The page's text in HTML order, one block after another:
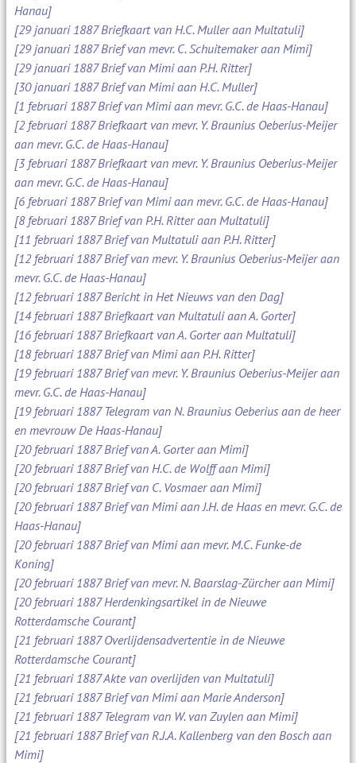
Hanau]
[29 januari 1887 Briefkaart van H.C. Muller aan Multatuli]
[29 januari 1887 Brief van mevr. C. Schuitemaker aan Mimi]
[29 januari 1887 Brief van Mimi aan P.H. Ritter]
[30 januari 1887 Brief van Mimi aan H.C. Muller]
[1 februari 1887 Brief van Mimi aan mevr. G.C. de Haas-Hanau]
[2 februari 1887 Briefkaart van mevr. Y. Braunius Oeberius-Meijer
aan mevr. G.C. de Haas-Hanau]
[3 februari 1887 Briefkaart van mevr. Y. Braunius Oeberius-Meijer
aan mevr. G.C. de Haas-Hanau]
[6 februari 1887 Brief van Mimi aan mevr. G.C. de Haas-Hanau]
[8 februari 1887 Brief van P.H. Ritter aan Multatuli]
[11 februari 1887 Brief van Multatuli aan P.H. Ritter]
[12 februari 1887 Brief van mevr. Y. Braunius Oeberius-Meijer aan
mevr. G.C. de Haas-Hanau]
[12 februari 1887 Bericht in Het Nieuws van den Dag]
[14 februari 1887 Briefkaart van Multatuli aan A. Gorter]
[16 februari 1887 Briefkaart van A. Gorter aan Multatuli]
[18 februari 1887 Brief van Mimi aan P.H. Ritter]
[19 februari 1887 Brief van mevr. Y. Braunius Oeberius-Meijer aan
mevr. G.C. de Haas-Hanau]
[19 februari 1887 Telegram van N. Braunius Oeberius aan de heer
en mevrouw De Haas-Hanau]
[20 februari 1887 Brief van A. Gorter aan Mimi]
[20 februari 1887 Brief van H.C. de Wolff aan Mimi]
[20 februari 1887 Brief van C. Vosmaer aan Mimi]
[20 februari 1887 Brief van Mimi aan J.H. de Haas en mevr. G.C. de
Haas-Hanau]
[20 februari 1887 Brief van Mimi aan mevr. M.C. Funke-de
Koning]
[20 februari 1887 Brief van mevr. N. Baarslag-Zürcher aan Mimi]
[20 februari 1887 Herdenkingsartikel in de Nieuwe
Rotterdamsche Courant]
[21 februari 1887 Overlijdensadvertentie in de Nieuwe
Rotterdamsche Courant]
[21 februari 1887 Akte van overlijden van Multatuli]
[21 februari 1887 Brief van Mimi aan Marie Anderson]
[21 februari 1887 Telegram van W. van Zuylen aan Mimi]
[21 februari 1887 Brief van R.J.A. Kallenberg van den Bosch aan
Mimi]